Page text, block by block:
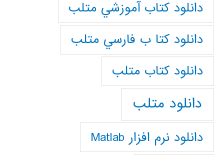
دانلود كتاب آموزشي متلب
دانلود كتا ب فارسي متلب
دانلود كتاب متلب
دانلود متلب
دانلود نرم افزار Matlab